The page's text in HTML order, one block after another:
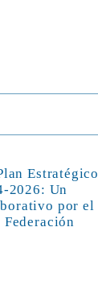
Estratégico
2026: Un
por el